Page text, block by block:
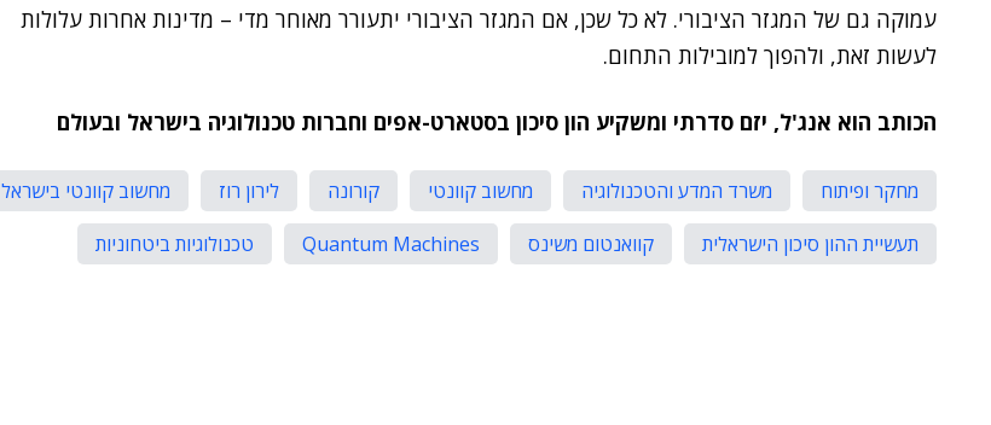
עמוקה גם של המגזר הציבורי. לא כל שכן, אם המגזר הציבורי יתעורר מאוחר מדי – מדינות אחרות עלולות
לעשות זאת, ולהפוך למובילות התחום.
הכותב הוא אנג'ל, יזם סדרתי ומשקיע הון סיכון בסטארט-אפים וחברות טכנולוגיה בישראל ובעולם
מחקר ופיתוח משרד המדע והטכנולוגיה מחשוב קוונטי קורונה לירון רוז
מחשוב קוונטי בישראל
תעשיית ההון סיכון הישראלית
קוואנטום משינס Quantum Machines טכנולוגיות ביטחוניות